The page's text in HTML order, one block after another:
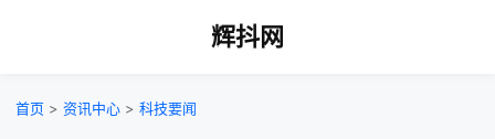
辉抖网
首页 > 资讯中心 > 科技要闻